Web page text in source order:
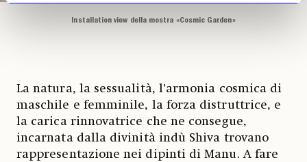
Installation view della mostra «Cosmic Garden»
La natura, la sessualità, l’armonia cosmica di
maschile e femminile, la forza distruttrice, e
la carica rinnovatrice che ne consegue,
incarnata dalla divinità indù Shiva trovano
rappresentazione nei dipinti di Manu. A fare